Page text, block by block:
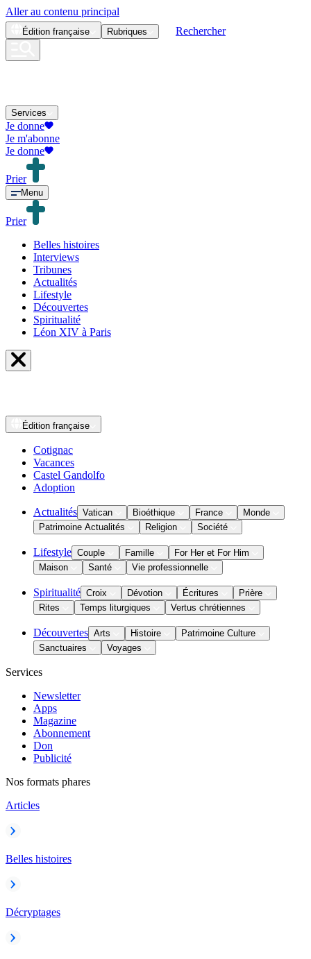
Aller au contenu principal
Édition française Rubriques Rechercher
Services
Je donne
Je m'abonne
Je donne
Prier
Menu
Prier
Belles histoires
Interviews
Tribunes
Actualités
Lifestyle
Découvertes
Spiritualité
Léon XIV à Paris
Édition française
Cotignac
Vacances
Castel Gandolfo
Adoption
Actualités Vatican Bioéthique France
Monde
Patrimoine Actualités
Religion Société
Lifestyle Couple Famille
For Her et For Him
Maison
Santé Vie professionnelle
Spiritualité Croix Dévotion Écritures
Prière
Rites
Temps liturgiques Vertus chrétiennes
Découvertes Arts Histoire
Patrimoine Culture
Sanctuaires
Voyages
Services
Newsletter
Apps
Magazine
Abonnement
Don
Publicité
Nos formats phares
Articles
Belles histoires
Décryptages